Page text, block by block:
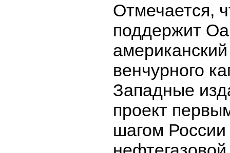
Отмечается,
поддержит
венчурного
Западные
проект
шагом России